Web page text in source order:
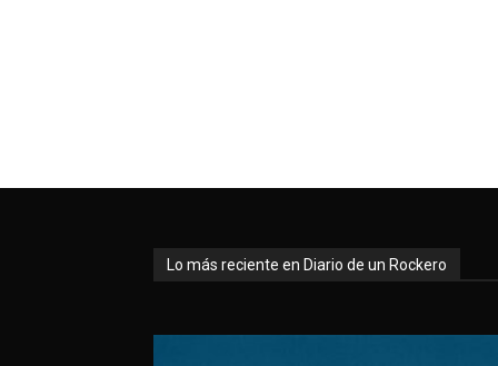
Lo más reciente en Diario de un Rockero